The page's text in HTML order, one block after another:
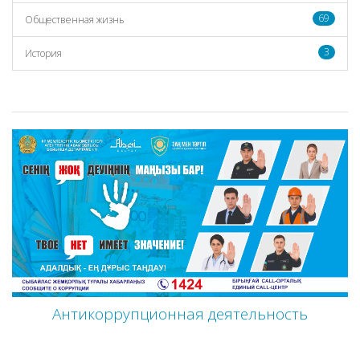
Общественная жизнь 69
История 3
Антикоррупционная деятельность